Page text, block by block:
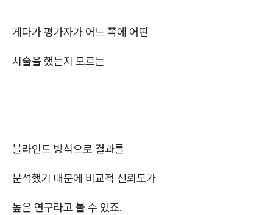
게다가 평가자가 어느 쪽에 어떤
시술을 했는지 모르는
블라인드 방식으로 결과를
분석했기 때문에 비교적 신뢰도가
높은 연구라고 볼 수 있죠.